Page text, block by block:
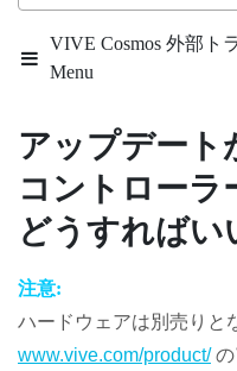
VIVE Cosmos 外部ト
Menu
アップデート
コントローラ
どうすればい
注意:
ハードウェアは別売りと
www.vive.com/product/の